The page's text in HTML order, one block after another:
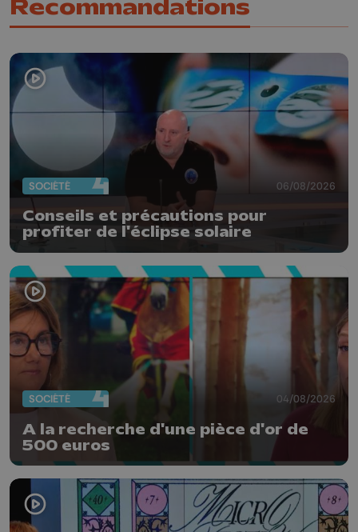
Recommandations
SOCIÉTÉ 06/08/2026
Conseils et précautions pour
profiter de l'éclipse solaire
SOCIÉTÉ 04/08/2026
A la recherche d'une pièce d'or de
500 euros